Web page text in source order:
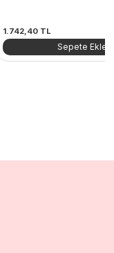
1.742,40 TL
Sepete Ekle